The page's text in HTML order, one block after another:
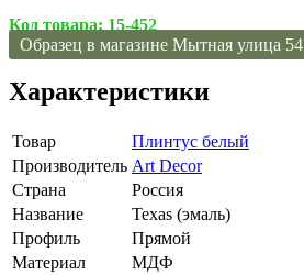
Код товара: 15-452
Образец в магазине Мытная улица 54
Характеристики
Товар
Плинтус белый
Производитель Art Decor
Страна
Россия
Название
Texas (эмаль)
Профиль
Прямой
Материал
МДФ